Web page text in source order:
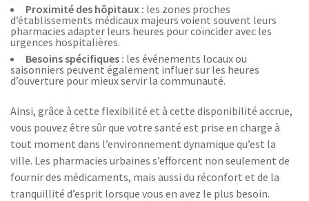
Proximité des hôpitaux : les zones proches
d’établissements médicaux majeurs voient souvent leurs
pharmacies adapter leurs heures pour coïncider avec les
urgences hospitalières.
Besoins spécifiques : les événements locaux ou
saisonniers peuvent également influer sur les heures
d’ouverture pour mieux servir la communauté.
Ainsi, grâce à cette flexibilité et à cette disponibilité accrue,
vous pouvez être sûr que votre santé est prise en charge à
tout moment dans l’environnement dynamique qu’est la
ville. Les pharmacies urbaines s’efforcent non seulement de
fournir des médicaments, mais aussi du réconfort et de la
tranquillité d’esprit lorsque vous en avez le plus besoin.